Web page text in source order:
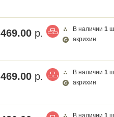
469.00 р. В наличии1
акрихин
469.00 р. В наличии1
акрихин
В наличии1